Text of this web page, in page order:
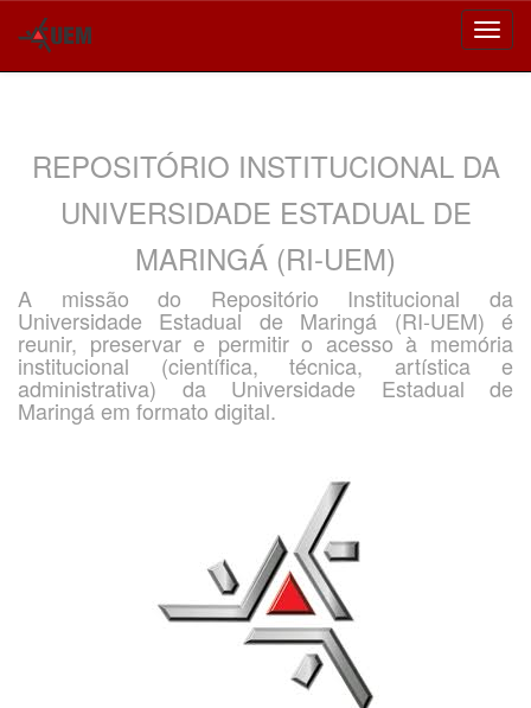
REPOSITÓRIO INSTITUCIONAL DA
UNIVERSIDADE ESTADUAL DE
MARINGÁ (RI-UEM)
A missão do Repositório Institucional da
Universidade Estadual de Maringá (RI-UEM) é
reunir, preservar e permitir o acesso à memória
institucional (científica, técnica, artística e
administrativa) da Universidade Estadual de
Maringá em formato digital.